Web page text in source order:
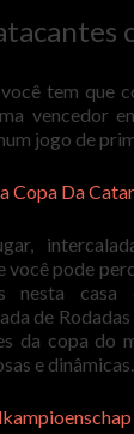
tem que
vencedor
jogo de
Copa Da
você pode
nesta
de
da copa do
e dinâmicas.